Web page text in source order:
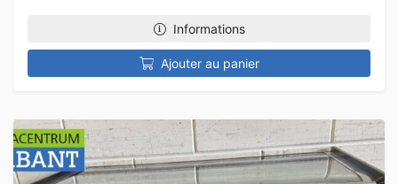
Informations
Ajouter au panier